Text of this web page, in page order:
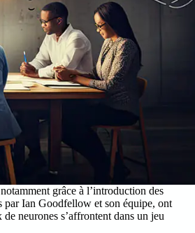
grâce à l’introduction des
par Ian Goodfellow et son équipe, ont
neurones s’affrontent dans un jeu